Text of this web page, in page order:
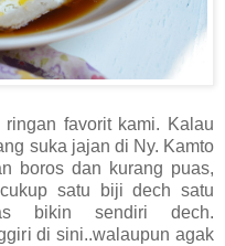
ringan favorit kami. Kalau
suka jajan di Ny. Kamto
boros dan kurang puas,
satu biji dech satu
bikin sendiri dech.
di sini..walaupun agak